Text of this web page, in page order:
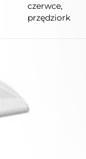
czerwce,
przędziorki